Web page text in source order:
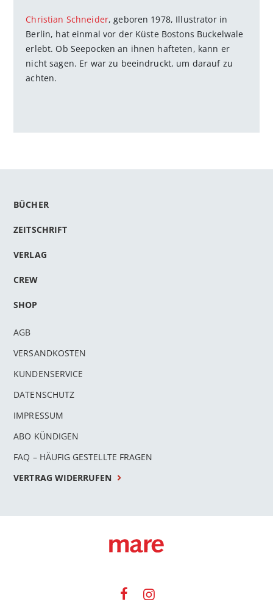
Christian Schneider, geboren 1978, Illustrator in
Berlin, hat einmal vor der Küste Bostons Buckelwale
erlebt. Ob Seepocken an ihnen hafteten, kann er
nicht sagen. Er war zu beeindruckt, um darauf zu
achten.
BÜCHER
ZEITSCHRIFT
VERLAG
CREW
SHOP
AGB
VERSANDKOSTEN
KUNDENSERVICE
DATENSCHUTZ
IMPRESSUM
ABO KÜNDIGEN
FAQ – HÄUFIG GESTELLTE FRAGEN
VERTRAG WIDERRUFEN